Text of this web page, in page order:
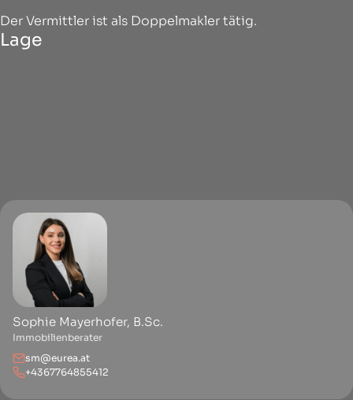
Sophie Mayerhofer, B.Sc.
Immobilienberater
sm@eurea.at
+4367764855412
Der Vermittler ist als Doppelmakler tätig.
Lage